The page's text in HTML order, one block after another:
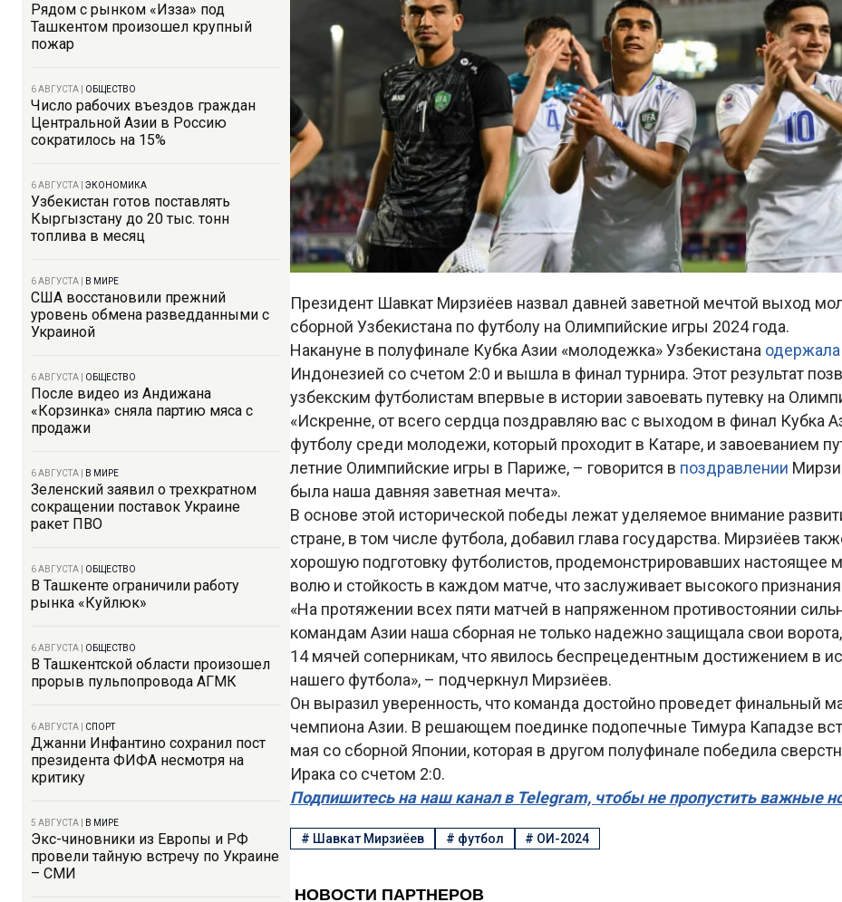
Рядом с рынком «Изза» под
Ташкентом произошел крупный
пожар
6 АВГУСТА ОБЩЕСТВО
Число рабочих въездов граждан
Центральной Азии в Россию
сократилось на 15%
6 АВГУСТА ЭКОНОМИКА
Узбекистан готов поставлять
Кыргызстану до 20 тыс. тонн
топлива в месяц
6 АВГУСТА В МИРЕ
США восстановили прежний
уровень обмена разведданными с
Украиной
6 АВГУСТА ОБЩЕСТВО
После видео из Андижана
«Корзинка» сняла партию мяса с
продажи
6 АВГУСТА В МИРЕ
Зеленский заявил о трехкратном
сокращении поставок Украине
ракет ПВО
6 АВГУСТА ОБЩЕСТВО
В Ташкенте ограничили работу
рынка «Куйлюк»
6 АВГУСТА ОБЩЕСТВО
В Ташкентской области произошел
прорыв пульпопровода АГМК
6 АВГУСТА СПОРТ
Джанни Инфантино сохранил пост
президента ФИФА несмотря на
критику
5 АВГУСТА В МИРЕ
Экс-чиновники из Европы и РФ
провели тайную встречу по Украине
– СМИ
Президент Шавкат Мирзиёев назвал давней заветной мечтой выход
сборной Узбекистана по футболу на Олимпийские игры 2024 года.
Накануне в полуфинале Кубка Азии «молодежка» Узбекистана одержала
Индонезией со счетом 2:0 и вышла в финал турнира. Этот результат
узбекским футболистам впервые в истории завоевать путевку на
«Искренне, от всего сердца поздравляю вас с выходом в финал Кубка
футболу среди молодежи, который проходит в Катаре, и завоеванием
летние Олимпийские игры в Париже, – говорится в поздравлении
была наша давняя заветная мечта».
В основе этой исторической победы лежат уделяемое внимание
стране, в том числе футбола, добавил глава государства. Мирзиёев
хорошую подготовку футболистов, продемонстрировавших настоящее
волю и стойкость в каждом матче, что заслуживает высокого
«На протяжении всех пяти матчей в напряженном противостоянии
командам Азии наша сборная не только надежно защищала свои
14 мячей соперникам, что явилось беспрецедентным достижением в
нашего футбола», – подчеркнул Мирзиёев.
Он выразил уверенность, что команда достойно проведет финальный
чемпиона Азии. В решающем поединке подопечные Тимура Кападзе
мая со сборной Японии, которая в другом полуфинале победила
Ирака со счетом 2:0.
Подпишитесь на наш канал в Telegram, чтобы не пропустить важные
# Шавкат Мирзиёев # футбол # ОИ-2024